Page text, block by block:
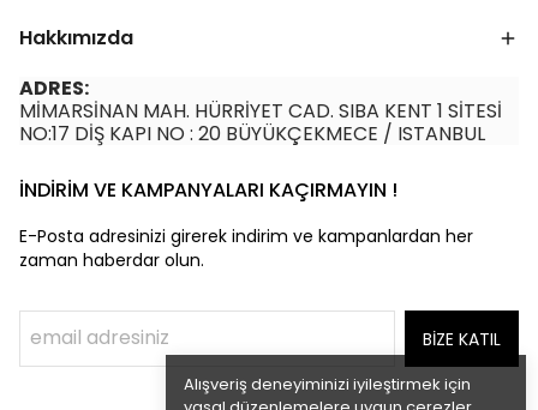
Alışveriş deneyiminizi iyileştirmek için
Hakkımızda
ADRES:
MİMARSİNAN MAH. HÜRRİYET CAD. SIBA KENT 1 SİTESİ
NO:17 DİŞ KAPI NO : 20 BÜYÜKÇEKMECE / ISTANBUL
İNDİRİM VE KAMPANYALARI KAÇIRMAYIN !
E-Posta adresinizi girerek indirim ve kampanlardan her
zaman haberdar olun.
BİZE KATIL